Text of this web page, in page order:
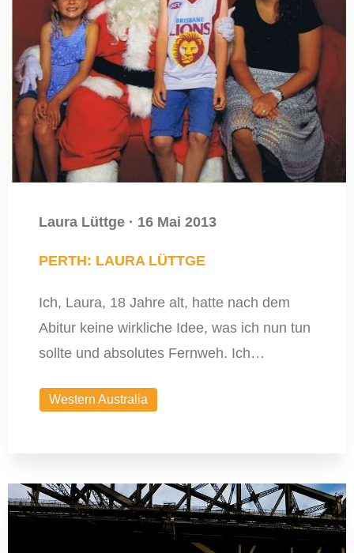
Laura Lüttge · 16 Mai 2013
PERTH: LAURA LÜTTGE
Ich, Laura, 18 Jahre alt, hatte nach dem
Abitur keine wirkliche Idee, was ich nun tun
sollte und absolutes Fernweh. Ich…
Western Australia